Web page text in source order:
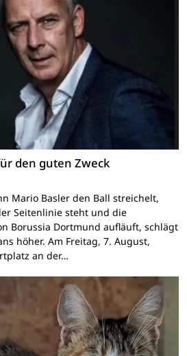
den guten Zweck
Mario Basler den Ball streichelt,
Seitenlinie steht und die
Borussia Dortmund aufläuft, schlägt
höher. Am Freitag, 7. August,
an der…